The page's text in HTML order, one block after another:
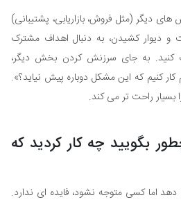
دیگر (مثل فروش، بازاریابی، پشتیبانی)
و دیوار کشیدن، به دنبال اهداف مشترک
کنید. به جای سرزنش کردن بخش دیگر،
کنیم که این مشکل دوباره پیش نیاید؟».
بسیار راحت تر می کند.
بگویید چه کار کردید که
دهد اما کسی متوجه نشود، فایده ای ندارد.